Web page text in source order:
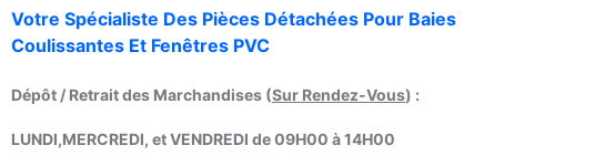
Votre Spécialiste Des Pièces Détachées Pour Baies
Coulissantes Et Fenêtres PVC
Dépôt / Retrait des Marchandises (Sur Rendez-Vous) :
LUNDI,MERCREDI, et VENDREDI de 09H00 à 14H00